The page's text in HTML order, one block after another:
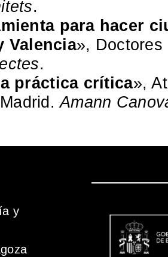
.
para hacer
Valencia», Doctores
.
práctica crítica»,
Amann
y